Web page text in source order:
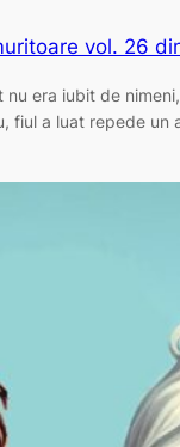
vol. 26
era iubit de
fiul a luat repede